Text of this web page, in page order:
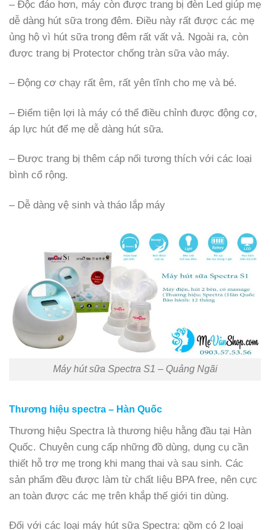
– Độc đáo hơn, máy còn được trang bị đèn Led giúp mẹ
dễ dàng hút sữa trong đêm. Điều này rất được các mẹ
ủng hộ vì hút sữa trong đêm rất vất vả. Ngoài ra, còn
được trang bị Protector chống tràn sữa vào máy.
– Động cơ chạy rất êm, rất yên tĩnh cho mẹ và bé.
– Điểm tiện lợi là máy có thể điều chỉnh được động cơ,
áp lực hút để mẹ dễ dàng hút sữa.
– Được trang bị thêm cáp nối tương thích với các loại
bình cổ rộng.
– Dễ dàng vệ sinh và tháo lắp máy
Máy hút sữa Spectra S1 – Quảng Ngãi
Thương hiệu spectra – Hàn Quốc
Thương hiệu Spectra là thương hiệu hằng đầu tại Hàn
Quốc. Chuyên cung cấp những đồ dùng, dụng cụ cần
thiết hỗ trợ mẹ trong khi mang thai và sau sinh. Các
sản phẩm đều được làm từ chất liệu BPA free, nên cực
an toàn được các mẹ trên khắp thế giới tin dùng.
Đối với các loại máy hút sữa Spectra: gồm có 2 loại